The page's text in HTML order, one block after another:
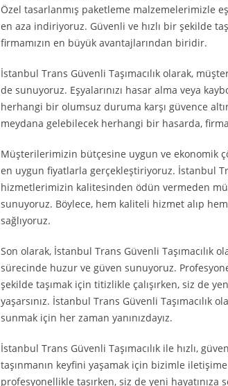
Özel tasarlanmış paketleme malzemelerimizle
en aza indiriyoruz. Güvenli ve hızlı bir şekilde
firmamızın en büyük avantajlarından biridir.
İstanbul Trans Güvenli Taşımacılık olarak,
de sunuyoruz. Eşyalarınızı hasar alma veya
herhangi bir olumsuz duruma karşı güvence
meydana gelebilecek herhangi bir hasarda,
Müşterilerimizin bütçesine uygun ve ekonomik
en uygun fiyatlarla gerçekleştiriyoruz. İstanbul
hizmetlerimizin kalitesinden ödün vermeden
sunuyoruz. Böylece, hem kaliteli hizmet alıp
sağlıyoruz.
Son olarak, İstanbul Trans Güvenli Taşımacılık
sürecinde huzur ve güven sunuyoruz.
şekilde taşımak için titizlikle çalışırken, siz de
yaşarsınız. İstanbul Trans Güvenli Taşımacılık
sunmak için her zaman yanınızdayız.
İstanbul Trans Güvenli Taşımacılık ile hızlı,
taşınmanın keyfini yaşamak için bizimle iletişime
profesyonellikle taşırken, siz de yeni hayatınıza